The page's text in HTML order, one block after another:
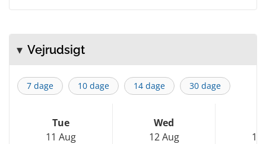
Vejrudsigt
7 dage 10 dage 14 dage 30 dage
Tue
11 Aug
Wed
12 Aug
13